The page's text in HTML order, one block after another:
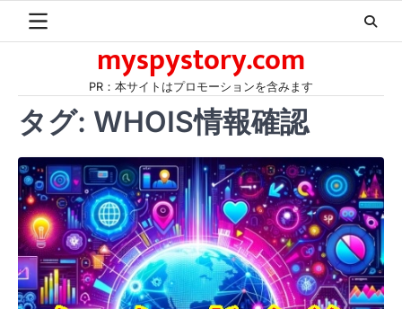
myspystory.com
PR：本サイトはプロモーションを含みます
タグ: WHOIS情報確認